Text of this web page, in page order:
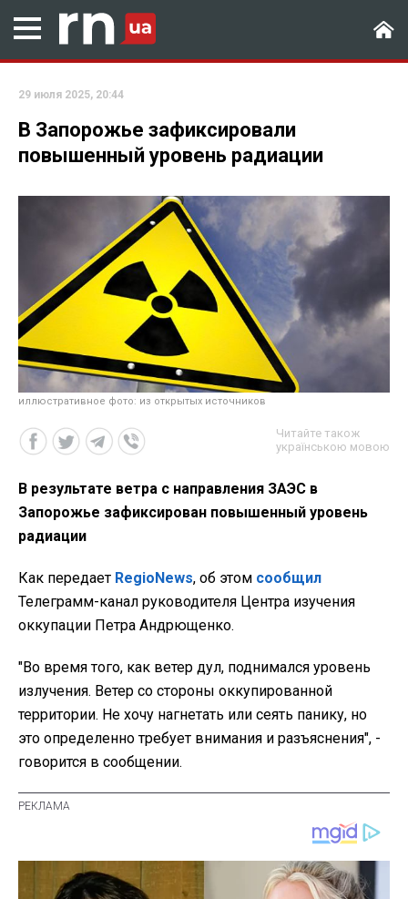
29 июля 2025, 20:44
В Запорожье зафиксировали
повышенный уровень радиации
иллюстративное фото: из открытых источников
Читайте також
українською мовою
В результате ветра с направления ЗАЭС в
Запорожье зафиксирован повышенный уровень
радиации
Как передает RegioNews, об этом сообщил
Телеграмм-канал руководителя Центра изучения
оккупации Петра Андрющенко.
"Во время того, как ветер дул, поднимался уровень
излучения. Ветер со стороны оккупированной
территории. Не хочу нагнетать или сеять панику, но
это определенно требует внимания и разъяснения", -
говорится в сообщении.